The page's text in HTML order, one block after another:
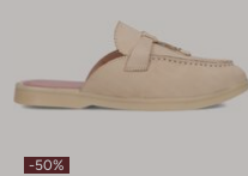
-50%